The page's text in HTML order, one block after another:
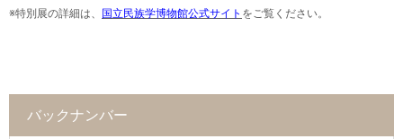
※特別展の詳細は、 国立民族学博物館公式サイト をご覧ください。
バックナンバー